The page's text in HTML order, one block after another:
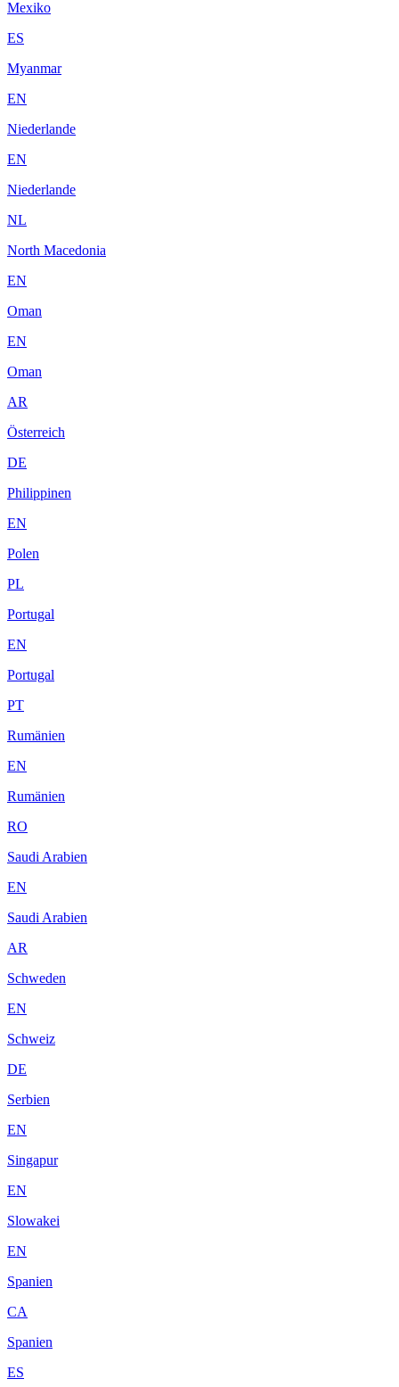
Mexiko
ES
Myanmar
EN
Niederlande
EN
Niederlande
NL
North Macedonia
EN
Oman
EN
Oman
AR
Österreich
DE
Philippinen
EN
Polen
PL
Portugal
EN
Portugal
PT
Rumänien
EN
Rumänien
RO
Saudi Arabien
EN
Saudi Arabien
AR
Schweden
EN
Schweiz
DE
Serbien
EN
Singapur
EN
Slowakei
EN
Spanien
CA
Spanien
ES